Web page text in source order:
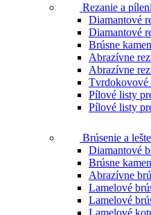
Rezanie a
Diamantové
Diamantové
Brúsne
Abrazívne
Abrazívne
Tvrdokovové
Pílové listy
Pílové listy
Brúsenie a
Diamantové
Brúsne
Abrazívne
Lamelové
Lamelové
Lamelové